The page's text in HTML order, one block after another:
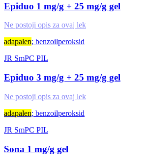
Epiduo 1 mg/g + 25 mg/g gel
Ne postoji opis za ovaj lek
adapalen; benzoilperoksid
JR SmPC PIL
Epiduo 3 mg/g + 25 mg/g gel
Ne postoji opis za ovaj lek
adapalen; benzoilperoksid
JR SmPC PIL
Sona 1 mg/g gel